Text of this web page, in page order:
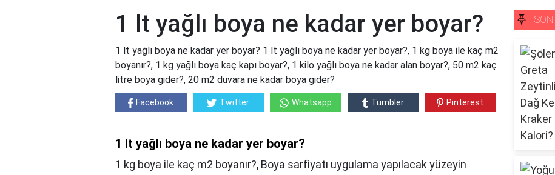
1 lt yağlı boya ne kadar yer boyar?
1 lt yağlı boya ne kadar yer boyar? 1 lt yağlı boya ne kadar yer boyar?, 1 kg boya ile kaç m2
boyanır?, 1 kg yağlı boya kaç kapı boyar?, 1 kilo yağlı boya ne kadar alan boyar?, 50 m2 kaç
litre boya gider?, 20 m2 duvara ne kadar boya gider?
Facebook Twitter Whatsapp Tumbler Pinterest
1 lt yağlı boya ne kadar yer boyar?
1 kg boya ile kaç m2 boyanır?, Boya sarfiyatı uygulama yapılacak yüzeyin